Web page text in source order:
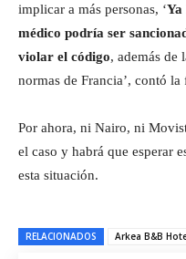
implicar a más personas, ‘Ya
médico podría ser
violar el código, además de
normas de Francia’, contó
Por ahora, ni Nairo, ni
el caso y habrá que esperar
esta situación.
RELACIONADOS Arkea B&B